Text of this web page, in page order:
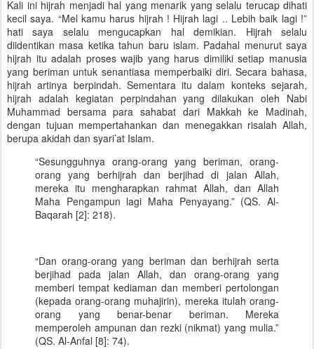
Kali ini hijrah menjadi hal yang menarik yang selalu terucap dihati
kecil saya. “Mel kamu harus hijrah ! Hijrah lagi .. Lebih baik lagi !”
hati saya selalu mengucapkan hal demikian. Hijrah selalu
diidentikan masa ketika tahun baru islam. Padahal menurut saya
hijrah itu adalah proses wajib yang harus dimiliki setiap manusia
yang beriman untuk senantiasa memperbaiki diri. Secara bahasa,
hijrah artinya berpindah. Sementara itu dalam konteks sejarah,
hijrah adalah kegiatan perpindahan yang dilakukan oleh Nabi
Muhammad bersama para sahabat dari Makkah ke Madinah,
dengan tujuan mempertahankan dan menegakkan risalah Allah,
berupa akidah dan syari’at Islam.
“Sesungguhnya orang-orang yang beriman, orang-
orang yang berhijrah dan berjihad di jalan Allah,
mereka itu mengharapkan rahmat Allah, dan Allah
Maha Pengampun lagi Maha Penyayang.” (QS. Al-
Baqarah [2]: 218).
“Dan orang-orang yang beriman dan berhijrah serta
berjihad pada jalan Allah, dan orang-orang yang
memberi tempat kediaman dan memberi pertolongan
(kepada orang-orang muhajirin), mereka itulah orang-
orang yang benar-benar beriman. Mereka
memperoleh ampunan dan rezki (nikmat) yang mulia.”
(QS. Al-Anfal [8]: 74).